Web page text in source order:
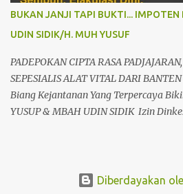
Rumah Sakit Pusat Pertahanan
dan 25 Rumah Sakit TNI termasuk
Sorong, yang diinisiasi oleh
mengharapkan dengan fasilitas dan
modern, RSPPN Panglima Sudirman
Kem...
BUKAN JANJI TAPI BUKTI...
UDIN SIDIK/H. MUH YUSUF
PADEPOKAN CIPTA RASA
SEPESIALIS ALAT VITAL DARI
Biang Kejantanan Yang Terpercaya
YUSUP & MBAH UDIN SIDIK Izin
Anda punya keluhan seperti alat vital?
Diberdayakan